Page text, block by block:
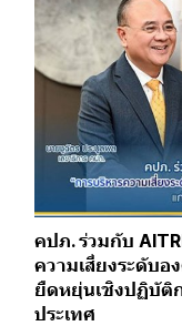
คปภ. ร่วมกับ
ความเสี่ยงระดับอ
ยืดหยุ่นเชิงปฏิบัติ
ประเทศ